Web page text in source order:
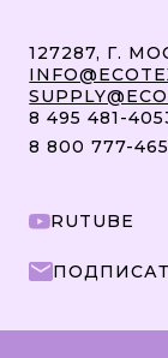
127287, Г.
8 495 481-
8 800 777-
RUTUBE